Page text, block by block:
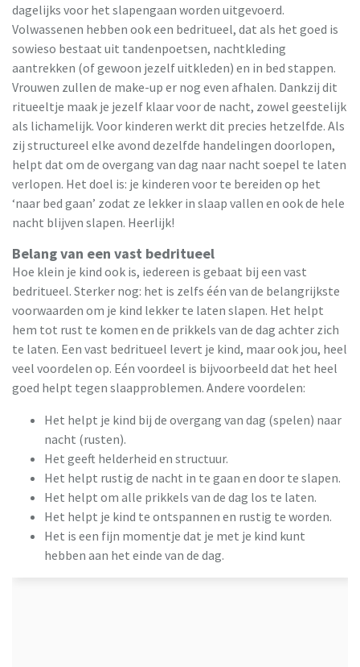
dagelijks voor het slapengaan worden uitgevoerd.
Volwassenen hebben ook een bedritueel, dat als het goed is
sowieso bestaat uit tandenpoetsen, nachtkleding
aantrekken (of gewoon jezelf uitkleden) en in bed stappen.
Vrouwen zullen de make-up er nog even afhalen. Dankzij dit
ritueeltje maak je jezelf klaar voor de nacht, zowel geestelijk
als lichamelijk. Voor kinderen werkt dit precies hetzelfde. Als
zij structureel elke avond dezelfde handelingen doorlopen,
helpt dat om de overgang van dag naar nacht soepel te laten
verlopen. Het doel is: je kinderen voor te bereiden op het
‘naar bed gaan’ zodat ze lekker in slaap vallen en ook de hele
nacht blijven slapen. Heerlijk!
Belang van een vast bedritueel
Hoe klein je kind ook is, iedereen is gebaat bij een vast
bedritueel. Sterker nog: het is zelfs één van de belangrijkste
voorwaarden om je kind lekker te laten slapen. Het helpt
hem tot rust te komen en de prikkels van de dag achter zich
te laten. Een vast bedritueel levert je kind, maar ook jou, heel
veel voordelen op. Eén voordeel is bijvoorbeeld dat het heel
goed helpt tegen slaapproblemen. Andere voordelen:
Het helpt je kind bij de overgang van dag (spelen) naar
nacht (rusten).
Het geeft helderheid en structuur.
Het helpt rustig de nacht in te gaan en door te slapen.
Het helpt om alle prikkels van de dag los te laten.
Het helpt je kind te ontspannen en rustig te worden.
Het is een fijn momentje dat je met je kind kunt
hebben aan het einde van de dag.